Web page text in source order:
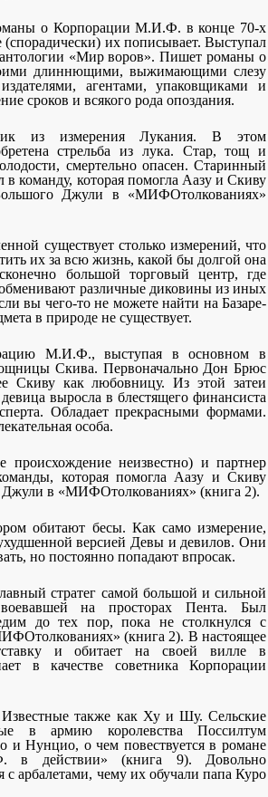
о Корпорации М.И.Ф. в конце 70-х
(спорадически) их пописывает. Выступал
антологии «Мир воров». Пишет романы о
длиннющими, выжимающими слезу
агентами, упаковщиками и
сроков и всякого рода опоздания.
из измерения Лукания. В этом
стрельба из лука. Стар, тощ и
смертельно опасен. Старинный
команду, которая помогла Аазу и Скиву
Джули в «МИФОтолкованиях»
существует столько измерений, что
их за всю жизнь, какой бы долгой она
большой торговый центр, где
различные диковины из иных
вы чего-то не можете найти на Базаре-
в природе не существует.
М.И.Ф., выступая в основном в
Скива. Первоначально Дон Брюс
Скиву как любовницу. Из этой затеи
выросла в блестящего финансиста
Обладает прекрасными формами.
особа.
происхождение неизвестно) и партнер
которая помогла Аазу и Скиву
Джули в «МИФОтолкованиях» (книга 2).
обитают бесы. Как само измерение,
версией Девы и девилов. Они
но постоянно попадают впросак.
стратег самой большой и сильной
на просторах Пента. Был
до тех пор, пока не столкнулся с
(книга 2). В настоящее
и обитает на своей вилле в
в качестве советника Корпорации
также как Ху и Шу. Сельские
в армию королевства Поссилтум
и Нунцио, о чем повествуется в романе
в действии» (книга 9). Довольно
арбалетами, чему их обучали папа Куро